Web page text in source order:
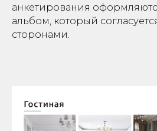
анкетирования
альбом, который
сторонами.